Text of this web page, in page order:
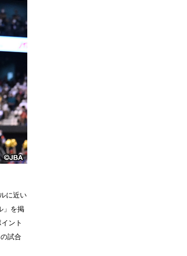
に近い
」を掲
ント
試合